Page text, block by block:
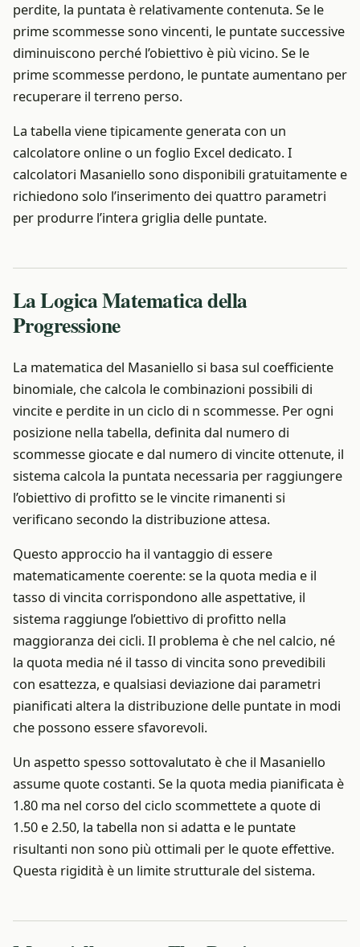
perdite, la puntata è relativamente contenuta. Se le
prime scommesse sono vincenti, le puntate successive
diminuiscono perché l’obiettivo è più vicino. Se le
prime scommesse perdono, le puntate aumentano per
recuperare il terreno perso.
La tabella viene tipicamente generata con un
calcolatore online o un foglio Excel dedicato. I
calcolatori Masaniello sono disponibili gratuitamente e
richiedono solo l’inserimento dei quattro parametri
per produrre l’intera griglia delle puntate.
La Logica Matematica della
Progressione
La matematica del Masaniello si basa sul coefficiente
binomiale, che calcola le combinazioni possibili di
vincite e perdite in un ciclo di n scommesse. Per ogni
posizione nella tabella, definita dal numero di
scommesse giocate e dal numero di vincite ottenute, il
sistema calcola la puntata necessaria per raggiungere
l’obiettivo di profitto se le vincite rimanenti si
verificano secondo la distribuzione attesa.
Questo approccio ha il vantaggio di essere
matematicamente coerente: se la quota media e il
tasso di vincita corrispondono alle aspettative, il
sistema raggiunge l’obiettivo di profitto nella
maggioranza dei cicli. Il problema è che nel calcio, né
la quota media né il tasso di vincita sono prevedibili
con esattezza, e qualsiasi deviazione dai parametri
pianificati altera la distribuzione delle puntate in modi
che possono essere sfavorevoli.
Un aspetto spesso sottovalutato è che il Masaniello
assume quote costanti. Se la quota media pianificata è
1.80 ma nel corso del ciclo scommettete a quote di
1.50 e 2.50, la tabella non si adatta e le puntate
risultanti non sono più ottimali per le quote effettive.
Questa rigidità è un limite strutturale del sistema.